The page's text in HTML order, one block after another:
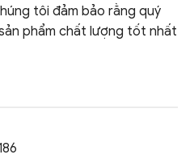
tôi đảm bảo rằng quý
phẩm chất lượng tốt nhất